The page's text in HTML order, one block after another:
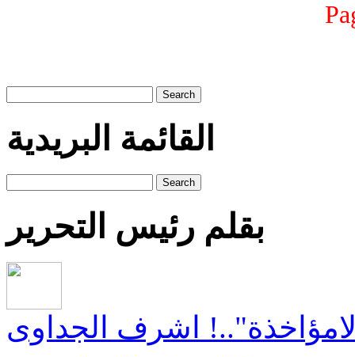
Search
القائمة البريدية
Search
بقلم رئيس التحرير
اشرف الجداوى